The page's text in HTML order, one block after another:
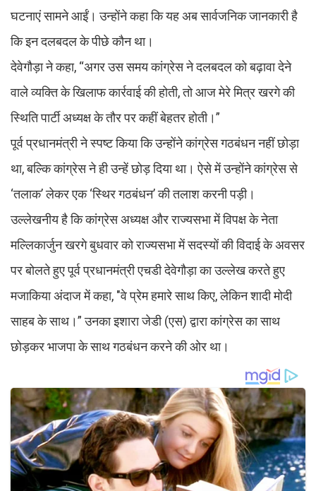
घटनाएं सामने आईं। उन्होंने कहा कि यह अब सार्वजनिक जानकारी है
कि इन दलबदल के पीछे कौन था।
देवेगौड़ा ने कहा, “अगर उस समय कांग्रेस ने दलबदल को बढ़ावा देने
वाले व्यक्ति के खिलाफ कार्रवाई की होती, तो आज मेरे मित्र खरगे की
स्थिति पार्टी अध्यक्ष के तौर पर कहीं बेहतर होती।”
पूर्व प्रधानमंत्री ने स्पष्ट किया कि उन्होंने कांग्रेस गठबंधन नहीं छोड़ा
था, बल्कि कांग्रेस ने ही उन्हें छोड़ दिया था। ऐसे में उन्होंने कांग्रेस से
‘तलाक’ लेकर एक ‘स्थिर गठबंधन’ की तलाश करनी पड़ी।
उल्लेखनीय है कि कांग्रेस अध्यक्ष और राज्यसभा में विपक्ष के नेता
मल्लिकार्जुन खरगे बुधवार को राज्यसभा में सदस्यों की विदाई के अवसर
पर बोलते हुए पूर्व प्रधानमंत्री एचडी देवेगौड़ा का उल्लेख करते हुए
मजाकिया अंदाज में कहा, "वे प्रेम हमारे साथ किए, लेकिन शादी मोदी
साहब के साथ।” उनका इशारा जेडी (एस) द्वारा कांग्रेस का साथ
छोड़कर भाजपा के साथ गठबंधन करने की ओर था।